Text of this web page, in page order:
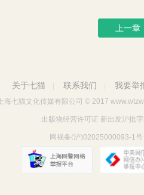
上一章
关于七猫 联系我们 我要举
上海七猫文化传媒有限公司 © 2017
出版物经营许可证 新出发沪批
网视备(沪)02025000093-1